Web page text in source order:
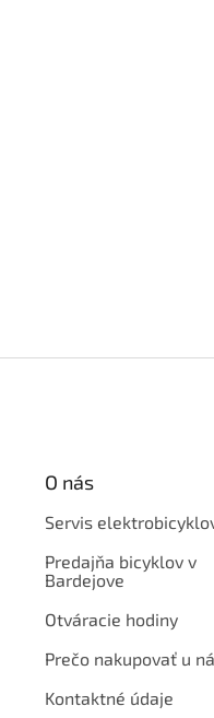
O nás
Servis
Predajňa bicyklov v
Bardejove
Otváracie hodiny
Prečo nakupovať u
Kontaktné údaje